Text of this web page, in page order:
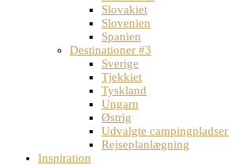
Slovakiet
Slovenien
Spanien
Destinationer #3
Sverige
Tjekkiet
Tyskland
Ungarn
Østrig
Udvalgte
Rejseplanlægning
Inspiration